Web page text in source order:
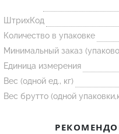
Трубка
Стержень
Пробка
Подставка
Лодочка
Контакт
ШтрихКод
Количество в упаковке
Минимальный заказ
Единица измерения
Вес (одной ед., кг)
Вес брутто (одной